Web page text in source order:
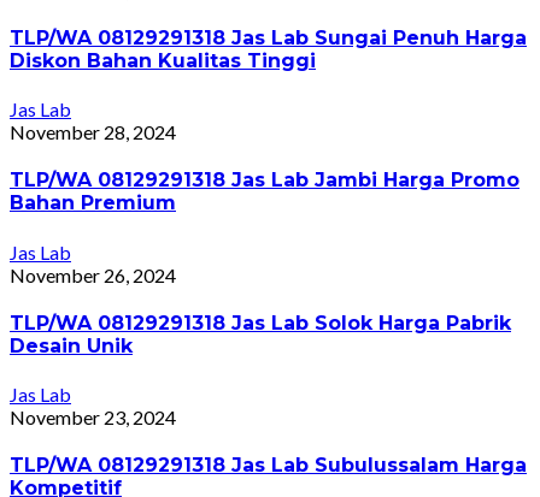
TLP/WA 08129291318 Jas Lab Sungai Penuh Harga
Diskon Bahan Kualitas Tinggi
Jas Lab
November 28, 2024
TLP/WA 08129291318 Jas Lab Jambi Harga Promo
Bahan Premium
Jas Lab
November 26, 2024
TLP/WA 08129291318 Jas Lab Solok Harga Pabrik
Desain Unik
Jas Lab
November 23, 2024
TLP/WA 08129291318 Jas Lab Subulussalam Harga
Kompetitif